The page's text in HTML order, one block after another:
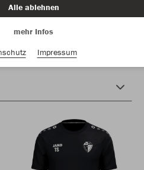
Alle ablehnen
mehr Infos
Impressum